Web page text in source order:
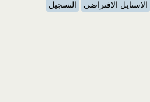
الاستايل الافتراضي
التسجيل